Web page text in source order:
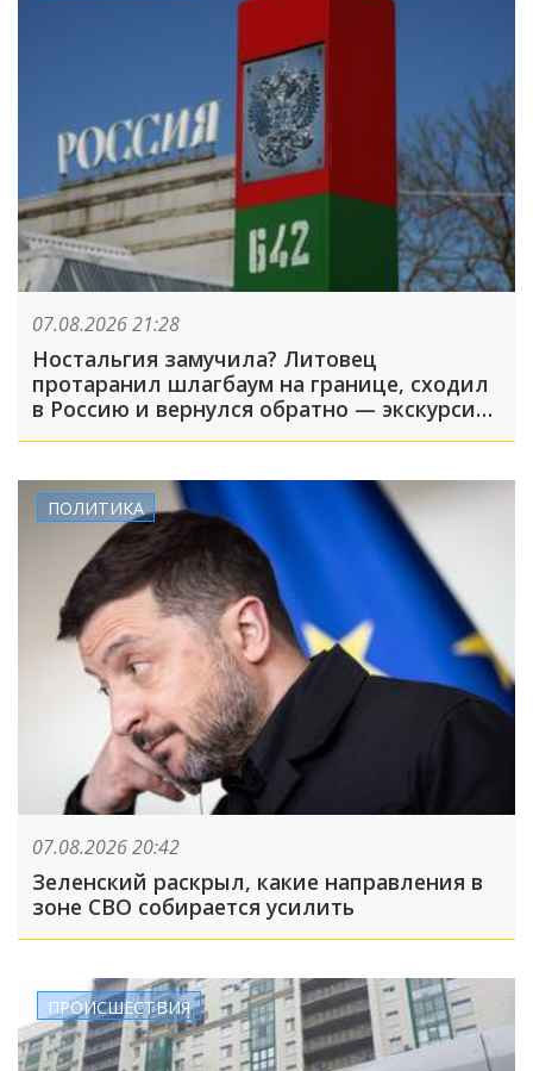
07.08.2026 21:28
Ностальгия замучила? Литовец
протаранил шлагбаум на границе, сходил
в Россию и вернулся обратно — экскурсия
вышла недолгой
ПОЛИТИКА
07.08.2026 20:42
Зеленский раскрыл, какие направления в
зоне СВО собирается усилить
ПРОИСШЕСТВИЯ